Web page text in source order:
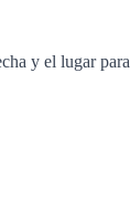
y el lugar